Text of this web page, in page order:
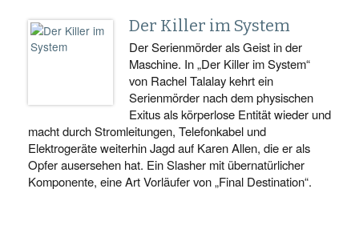
Der Killer im System
Der Serienmörder als Geist in der
Maschine. In „Der Killer im System“
von Rachel Talalay kehrt ein
Serienmörder nach dem physischen
Exitus als körperlose Entität wieder und
macht durch Stromleitungen, Telefonkabel und
Elektrogeräte weiterhin Jagd auf Karen Allen, die er als
Opfer ausersehen hat. Ein Slasher mit übernatürlicher
Komponente, eine Art Vorläufer von „Final Destination“.